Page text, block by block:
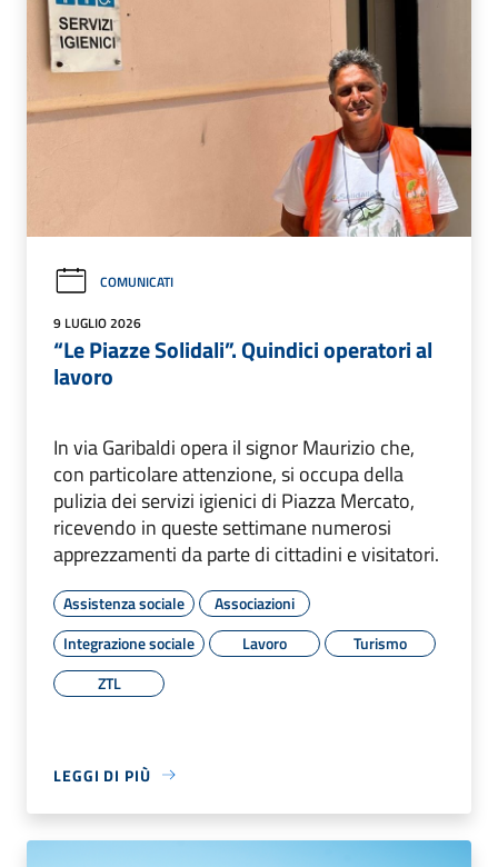
COMUNICATI
9 LUGLIO 2026
“Le Piazze Solidali”. Quindici operatori al
lavoro
In via Garibaldi opera il signor Maurizio che,
con particolare attenzione, si occupa della
pulizia dei servizi igienici di Piazza Mercato,
ricevendo in queste settimane numerosi
apprezzamenti da parte di cittadini e visitatori.
Assistenza sociale
Associazioni
Integrazione sociale
Lavoro
Turismo
ZTL
LEGGI DI PIÙ